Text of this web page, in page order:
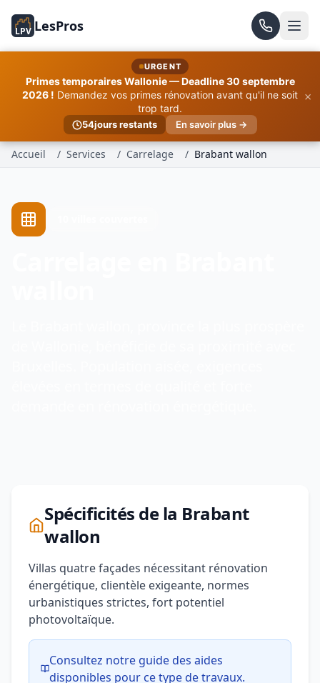
LPV LesPros
URGENT
Primes temporaires Wallonie — Deadline 30 septembre
2026 ! Demandez vos primes rénovation avant qu'il ne soit
trop tard.
54jours restants En savoir plus →
×
Accueil / Services / Carrelage / Brabant wallon
Spécificités de la Brabant
wallon
Villas quatre façades nécessitant rénovation
énergétique, clientèle exigeante, normes
urbanistiques strictes, fort potentiel
photovoltaïque.
Consultez notre guide des aides
disponibles pour ce type de travaux.